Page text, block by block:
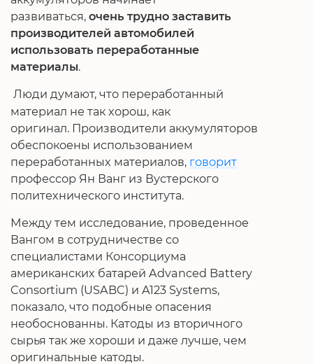
развиваться, очень трудно заставить
производителей автомобилей
использовать переработанные
материалы.
Люди думают, что переработанный
материал не так хорош, как
оригинал. Производители аккумуляторов
обеспокоены использованием
переработанных материалов, говорит
профессор Ян Ванг из Вустерского
политехнического института.
Между тем исследование, проведенное
Вангом в сотрудничестве со
специалистами Консорциума
американских батарей Advanced Battery
Consortium (USABC) и A123 Systems,
показало, что подобные опасения
необоснованны. Катоды из вторичного
сырья так же хороши и даже лучше, чем
оригинальные катоды.